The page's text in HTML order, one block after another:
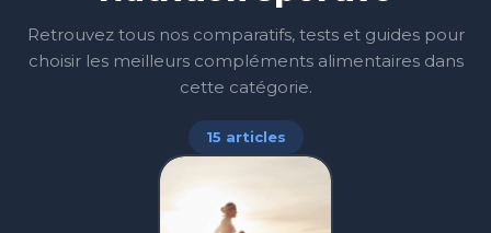
Retrouvez tous nos comparatifs, tests et guides pour
choisir les meilleurs compléments alimentaires dans
cette catégorie.
15 articles